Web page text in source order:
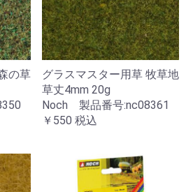
の草
グラスマスター用草 牧草地
草丈4mm 20g
Noch 製品番号:nc08361
￥550 税込